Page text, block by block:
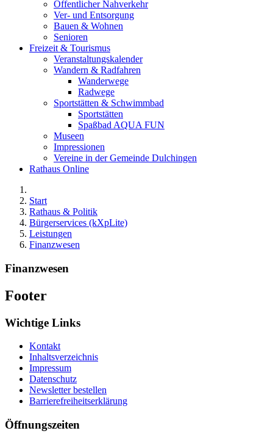
Öffentlicher Nahverkehr
Ver- und Entsorgung
Bauen & Wohnen
Senioren
Freizeit & Tourismus
Veranstaltungskalender
Wandern & Radfahren
Wanderwege
Radwege
Sportstätten & Schwimmbad
Sportstätten
Spaßbad AQUA FUN
Museen
Impressionen
Vereine in der Gemeinde Dulchingen
Rathaus Online
Start
Rathaus & Politik
Bürgerservices (kXpLite)
Leistungen
Finanzwesen
Finanzwesen
Footer
Wichtige Links
Kontakt
Inhaltsverzeichnis
Impressum
Datenschutz
Newsletter bestellen
Barrierefreiheitserklärung
Öffnungszeiten